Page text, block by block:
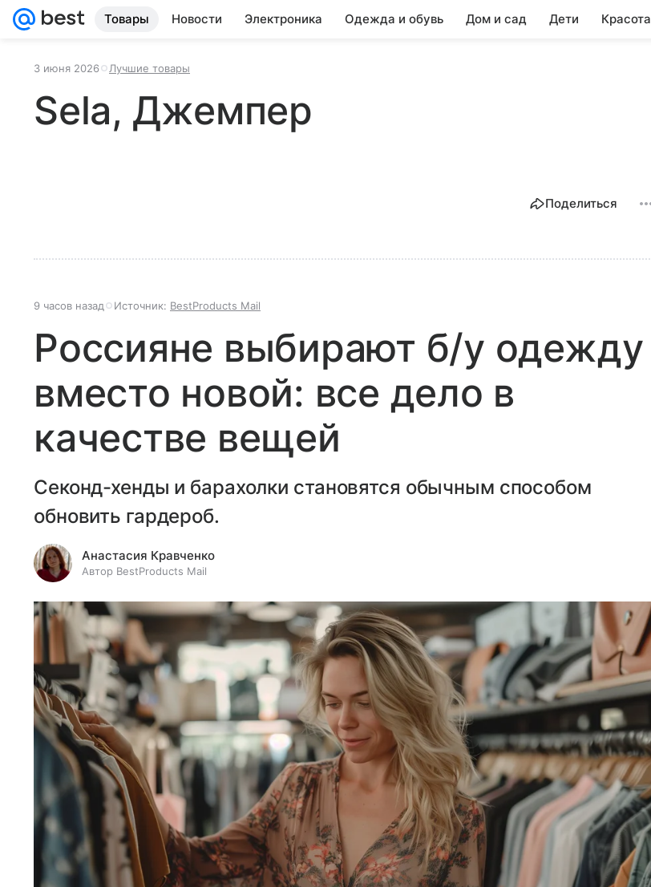
Товары Новости Электроника Одежда и обувь Дом и сад Дети Красота
3 июня 2026 Лучшие товары
Sela, Джемпер
Поделиться
9 часов назад Источник: BestProducts Mail
Россияне выбирают б/у одежду
вместо новой: все дело в
качестве вещей
Секонд-хенды и барахолки становятся обычным способом
обновить гардероб.
Анастасия Кравченко
Автор BestProducts Mail